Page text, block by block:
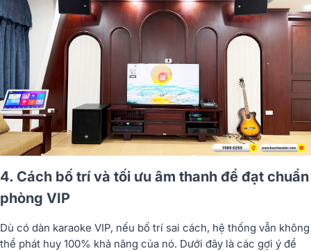
4. Cách bố trí và tối ưu âm thanh để đạt chuẩn
phòng VIP
Dù có dàn karaoke VIP, nếu bố trí sai cách, hệ thống vẫn không
thể phát huy 100% khả năng của nó. Dưới đây là các gợi ý để